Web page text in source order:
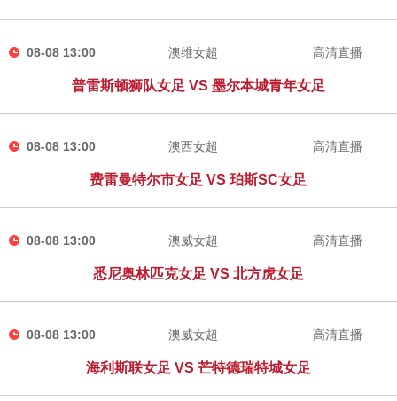
08-08 13:00 澳维女超
普雷斯顿狮队女足 VS 墨尔本城青年女足
高清直播
08-08 13:00 澳西女超
费雷曼特尔市女足 VS 珀斯SC女足
高清直播
08-08 13:00 澳威女超
悉尼奥林匹克女足 VS 北方虎女足
高清直播
08-08 13:00 澳威女超
海利斯联女足 VS 芒特德瑞特城女足
高清直播